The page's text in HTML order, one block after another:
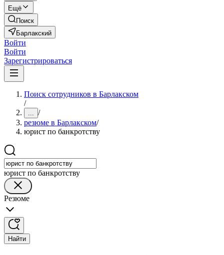
Ещё
Поиск
Барлакский
Войти
Войти
Зарегистрироваться
Поиск сотрудников в Барлакском
/
... /
резюме в Барлакском/
юрист по банкротству
юрист по банкротству
Резюме
Найти